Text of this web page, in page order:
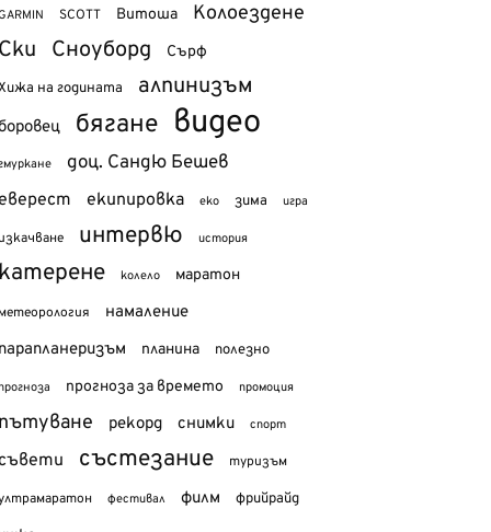
SCOTT Витоша Колоездене
Сноуборд Сърф
на годината алпинизъм
бягане видео
доц. Сандю Бешев
екипировка еко зима игра
интервю история
колело маратон
намаление
планина полезно
прогноза за времето промоция
рекорд снимки спорт
състезание туризъм
фестивал филм фрийрайд